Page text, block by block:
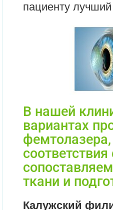
пациенту
В нашей
вариантах
ткани и
Калужский